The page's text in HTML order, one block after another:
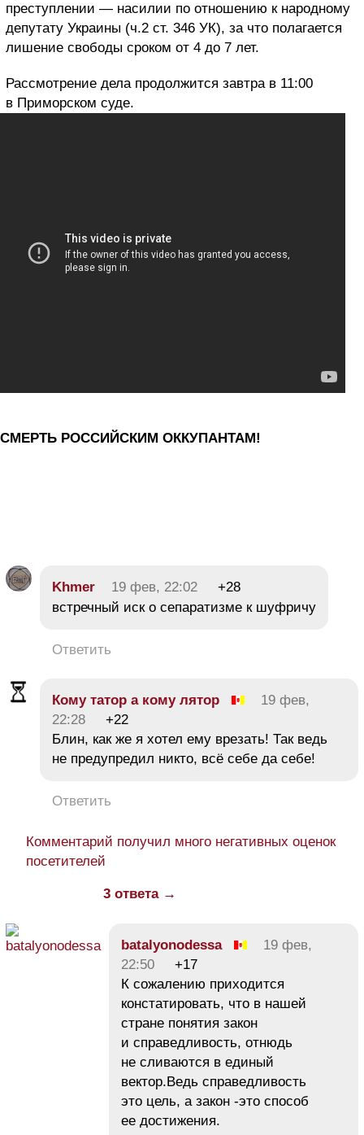
преступлении — насилии по отношению к народному
депутату Украины (ч.2 ст. 346 УК), за что полагается
лишение свободы сроком от 4 до 7 лет.
Рассмотрение дела продолжится завтра в 11:00
в Приморском суде.
СМЕРТЬ РОССИЙСКИМ ОККУПАНТАМ!
Khmer 19 фев, 22:02
+28
встречный иск о сепаратизме к шуфричу
Ответить
Кому татор а кому лятор
19 фев,
22:28
+22
Блин, как же я хотел ему врезать! Так ведь
не предупредил никто, всё себе да себе!
Ответить
Комментарий получил много негативных оценок
посетителей
3 ответа →
batalyonodessa
19 фев,
22:50
+17
К сожалению приходится
констатировать, что в нашей
стране понятия закон
и справедливость, отнюдь
не сливаются в единый
вектор.Ведь справедливость
это цель, а закон -это способ
ее достижения.